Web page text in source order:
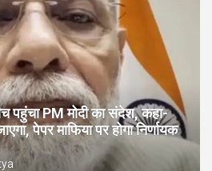
पहुंचा PM मोदी का संदेश, कहा-
पेपर माफिया पर होगा निर्णायक